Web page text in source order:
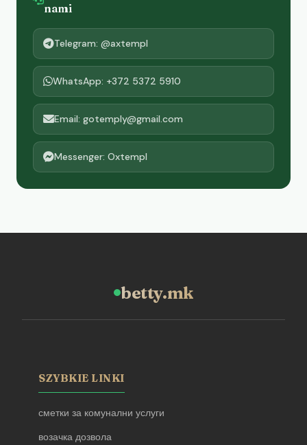
nami
Telegram: @axtempl
WhatsApp: +372 5372 5910
Email: gotemply@gmail.com
Messenger: Oxtempl
betty.mk
SZYBKIE LINKI
сметки за комунални услуги
возачка дозвола